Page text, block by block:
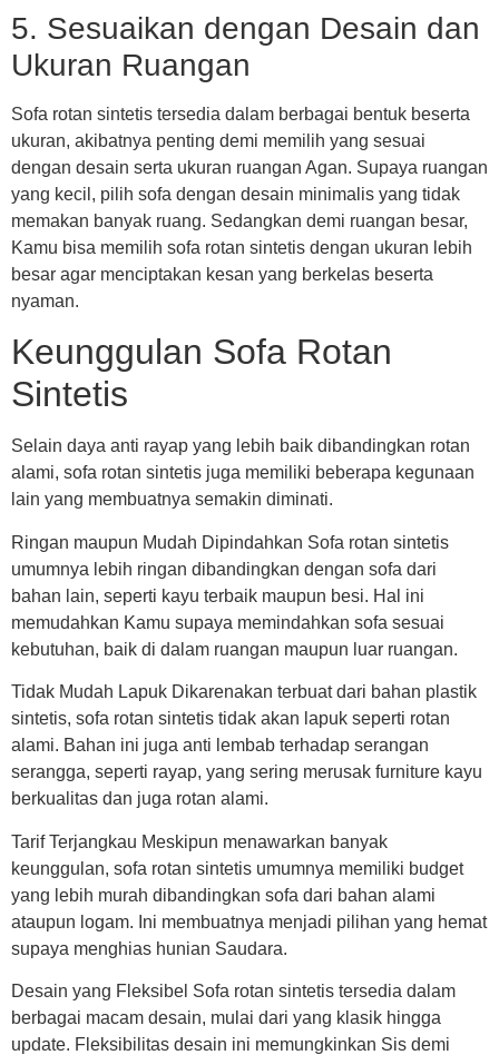
5. Sesuaikan dengan Desain dan
Ukuran Ruangan
Sofa rotan sintetis tersedia dalam berbagai bentuk beserta
ukuran, akibatnya penting demi memilih yang sesuai
dengan desain serta ukuran ruangan Agan. Supaya ruangan
yang kecil, pilih sofa dengan desain minimalis yang tidak
memakan banyak ruang. Sedangkan demi ruangan besar,
Kamu bisa memilih sofa rotan sintetis dengan ukuran lebih
besar agar menciptakan kesan yang berkelas beserta
nyaman.
Keunggulan Sofa Rotan
Sintetis
Selain daya anti rayap yang lebih baik dibandingkan rotan
alami, sofa rotan sintetis juga memiliki beberapa kegunaan
lain yang membuatnya semakin diminati.
Ringan maupun Mudah Dipindahkan Sofa rotan sintetis
umumnya lebih ringan dibandingkan dengan sofa dari
bahan lain, seperti kayu terbaik maupun besi. Hal ini
memudahkan Kamu supaya memindahkan sofa sesuai
kebutuhan, baik di dalam ruangan maupun luar ruangan.
Tidak Mudah Lapuk Dikarenakan terbuat dari bahan plastik
sintetis, sofa rotan sintetis tidak akan lapuk seperti rotan
alami. Bahan ini juga anti lembab terhadap serangan
serangga, seperti rayap, yang sering merusak furniture kayu
berkualitas dan juga rotan alami.
Tarif Terjangkau Meskipun menawarkan banyak
keunggulan, sofa rotan sintetis umumnya memiliki budget
yang lebih murah dibandingkan sofa dari bahan alami
ataupun logam. Ini membuatnya menjadi pilihan yang hemat
supaya menghias hunian Saudara.
Desain yang Fleksibel Sofa rotan sintetis tersedia dalam
berbagai macam desain, mulai dari yang klasik hingga
update. Fleksibilitas desain ini memungkinkan Sis demi